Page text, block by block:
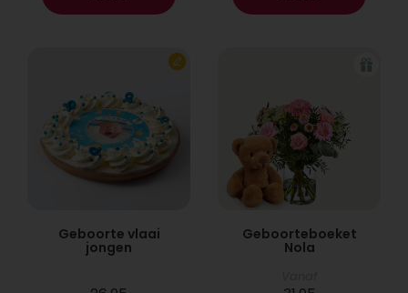
Geboorte vlaai
jongen
Geboorteboeket
Nola